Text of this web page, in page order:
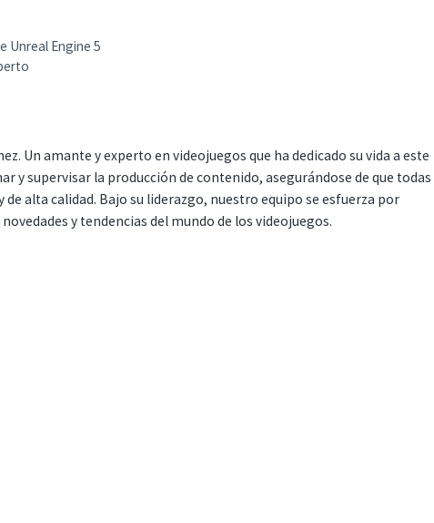
Unreal Engine 5
Un amante y experto en videojuegos que ha dedicado su vida a este
y supervisar la producción de contenido, asegurándose de que todas
alta calidad. Bajo su liderazgo, nuestro equipo se esfuerza por
y tendencias del mundo de los videojuegos.